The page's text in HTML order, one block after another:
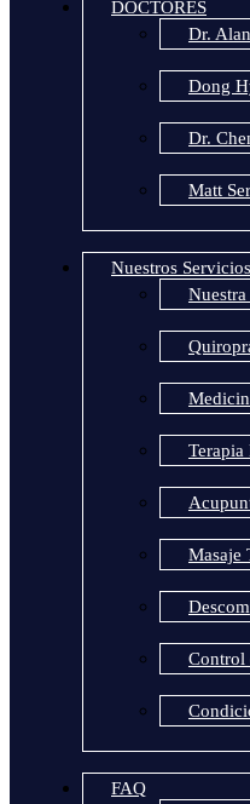
DOCTORES
Dr.
Dong
Dr.
Matt
Nuestros Servicios
Terapia
Masaje
Control
FAQ